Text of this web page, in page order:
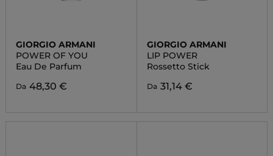
GIORGIO ARMANI
POWER OF YOU
Eau De Parfum
Da 48,30 €
GIORGIO ARMANI
LIP POWER
Rossetto Stick
Da 31,14 €